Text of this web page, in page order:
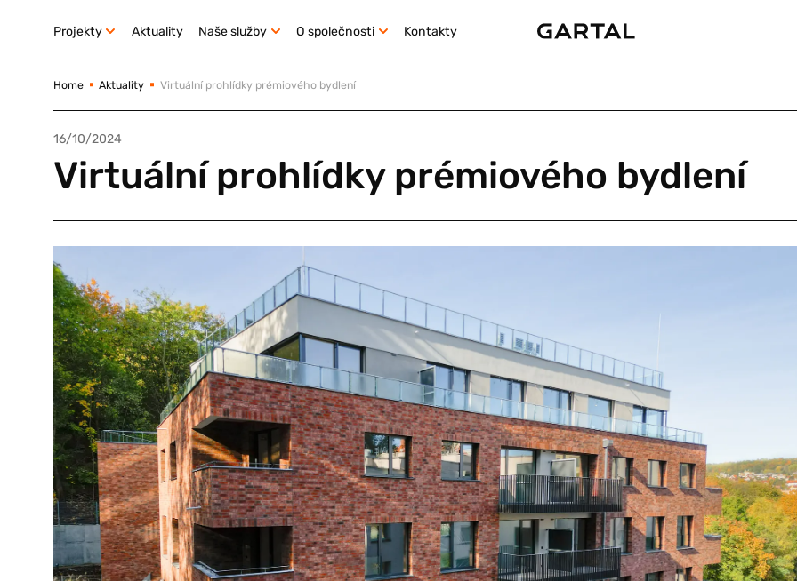
Projekty Aktuality Naše služby O společnosti Kontakty
Home Aktuality Virtuální prohlídky prémiového bydlení
16/10/2024
Virtuální prohlídky prémiového bydlení